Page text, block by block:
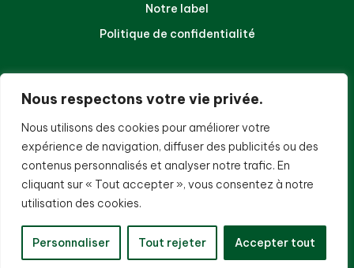
Nous respectons votre vie privée.
Nous utilisons des cookies pour améliorer votre
expérience de navigation, diffuser des publicités ou des
contenus personnalisés et analyser notre trafic. En
cliquant sur « Tout accepter », vous consentez à notre
utilisation des cookies.
Personnaliser Tout rejeter Accepter tout
Notre label
Politique de confidentialité
NOUS CONTACTER
140 chemin de la balance
97410, Saint-Pierre
Téléphone :02 62 96 40 32
Email :contact@sicatr.com